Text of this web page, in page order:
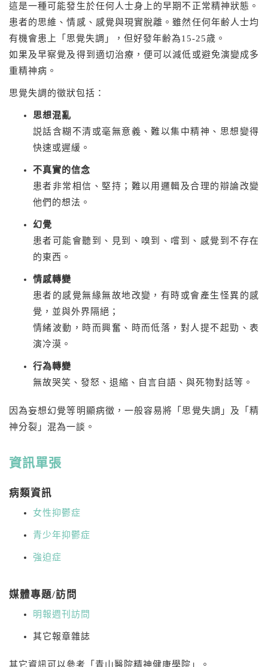
這是一種可能發生於任何人士身上的早期不正常精神狀態。
患者的思維、情感、感覺與現實脫離。雖然任何年齢人士均
有機會患上「思覺失調」，但好發年齢為15-25歳。
如果及早察覺及得到適切治療，便可以減低或避免演變成多
重精神病。
思覺失調的徵狀包括：
思想混亂
説話含糊不清或毫無意義、難以集中精神、思想變得
快速或遲緩。
不真實的信念
患者非常相信、堅持；難以用邏輯及合理的辯論改變
他們的想法。
幻覺
患者可能會聽到、見到、嗅到、嚐到、感覺到不存在
的東西。
情感轉變
患者的感覺無緣無故地改變，有時或會產生怪異的感
覺，並與外界隔絕；
情緒波動，時而興奮、時而低落，對人提不起勁、表
演冷漠。
行為轉變
無故哭笑、發怒、退縮、自言自語、與死物對話等。
因為妄想幻覺等明顯病徵，一般容易將「思覺失調」及「精
神分裂」混為一談。
資訊單張
病類資訊
女性抑鬱症
青少年抑鬱症
強迫症
媒體專題/訪問
明報週刊訪問
其它報章雜誌
其它資訊可以參考「青山醫院精神健康學院」。